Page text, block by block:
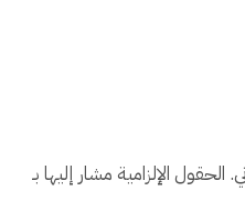
الحقول الإلزامية مشار إليها بـ